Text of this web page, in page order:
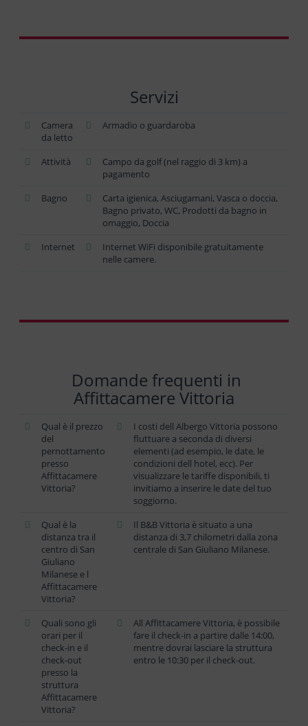
Servizi
Camera
da letto
Armadio o guardaroba
Attività
Campo da golf (nel raggio di 3 km) a
pagamento
Bagno
Carta igienica, Asciugamani, Vasca o doccia,
Bagno privato, WC, Prodotti da bagno in
omaggio, Doccia
Internet
Internet WiFi disponibile gratuitamente
nelle camere.
Domande frequenti in
Affittacamere Vittoria
Qual è il prezzo
del
pernottamento
presso
Affittacamere
Vittoria?
I costi dell Albergo Vittoria possono
fluttuare a seconda di diversi
elementi (ad esempio, le date, le
condizioni dell hotel, ecc). Per
visualizzare le tariffe disponibili, ti
invitiamo a inserire le date del tuo
soggiorno.
Qual è la
distanza tra il
centro di San
Giuliano
Milanese e l
Affittacamere
Vittoria?
Il B&B Vittoria è situato a una
distanza di 3,7 chilometri dalla zona
centrale di San Giuliano Milanese.
Quali sono gli
orari per il
check-in e il
check-out
presso la
struttura
Affittacamere
Vittoria?
All Affittacamere Vittoria, è possibile
fare il check-in a partire dalle 14:00,
mentre dovrai lasciare la struttura
entro le 10:30 per il check-out.